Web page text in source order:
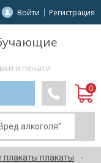
Войти Регистрация
и печати
плакаты плакаты